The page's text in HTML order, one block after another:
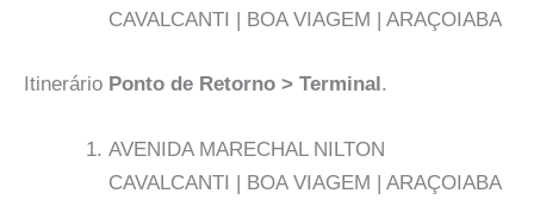
CAVALCANTI | BOA VIAGEM | ARAÇOIABA
Itinerário Ponto de Retorno > Terminal.
AVENIDA MARECHAL NILTON
CAVALCANTI | BOA VIAGEM | ARAÇOIABA